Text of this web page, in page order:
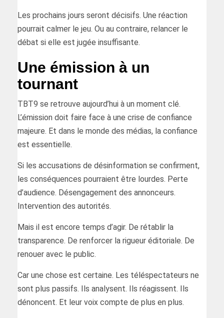
Les prochains jours seront décisifs. Une réaction
pourrait calmer le jeu. Ou au contraire, relancer le
débat si elle est jugée insuffisante.
Une émission à un
tournant
TBT9 se retrouve aujourd’hui à un moment clé.
L’émission doit faire face à une crise de confiance
majeure. Et dans le monde des médias, la confiance
est essentielle.
Si les accusations de désinformation se confirment,
les conséquences pourraient être lourdes. Perte
d’audience. Désengagement des annonceurs.
Intervention des autorités.
Mais il est encore temps d’agir. De rétablir la
transparence. De renforcer la rigueur éditoriale. De
renouer avec le public.
Car une chose est certaine. Les téléspectateurs ne
sont plus passifs. Ils analysent. Ils réagissent. Ils
dénoncent. Et leur voix compte de plus en plus.